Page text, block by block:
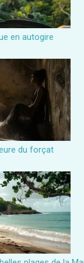
en autogire
du forçat